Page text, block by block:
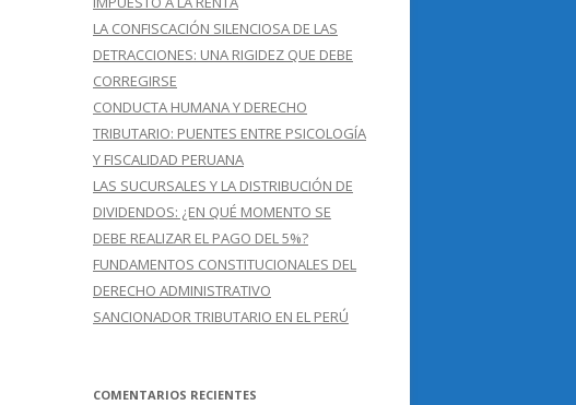
LA CONFISCACIÓN SILENCIOSA DE LAS
DETRACCIONES: UNA RIGIDEZ QUE DEBE
CORREGIRSE
CONDUCTA HUMANA Y DERECHO
TRIBUTARIO: PUENTES ENTRE PSICOLOGÍA
Y FISCALIDAD PERUANA
LAS SUCURSALES Y LA DISTRIBUCIÓN DE
DIVIDENDOS: ¿EN QUÉ MOMENTO SE
DEBE REALIZAR EL PAGO DEL 5%?
FUNDAMENTOS CONSTITUCIONALES DEL
DERECHO ADMINISTRATIVO
SANCIONADOR TRIBUTARIO EN EL PERÚ
COMENTARIOS RECIENTES